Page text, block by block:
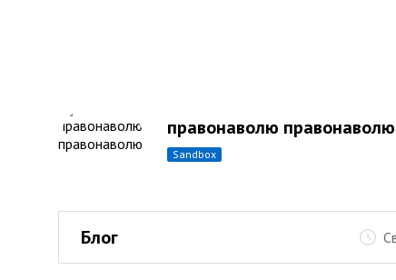
правонаволю правонаволю
sandbox
Блог